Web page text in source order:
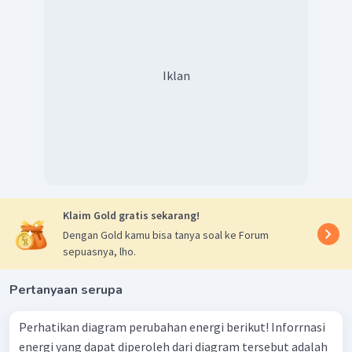
Iklan
Klaim Gold gratis sekarang!
Dengan Gold kamu bisa tanya soal ke Forum
sepuasnya, lho.
Pertanyaan serupa
Perhatikan diagram perubahan energi berikut! Inforrnasi
energi yang dapat diperoleh dari diagram tersebut adalah